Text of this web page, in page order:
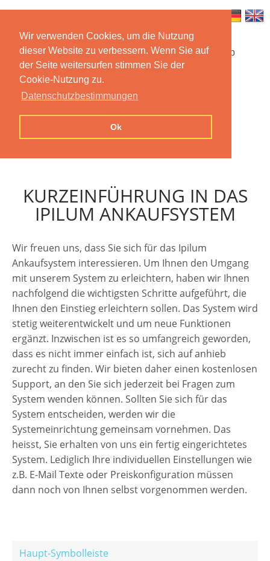
Wir verwenden Cookies, um die Nutzung
dieser Website zu verbessern. Wenn Sie auf
der Seite weitersurfen stimmen Sie der
Cookie-Nutzung zu.
Datenschutzbestimmungen
Ok
Startseite Funktionen Mobile App
Preise
Kontakt Impressum
KURZEINFÜHRUNG IN DAS
IPILUM ANKAUFSYSTEM
Wir freuen uns, dass Sie sich für das Ipilum
Ankaufsystem interessieren. Um Ihnen den Umgang
mit unserem System zu erleichtern, haben wir Ihnen
nachfolgend die wichtigsten Schritte aufgeführt, die
Ihnen den Einstieg erleichtern sollen. Das System wird
stetig weiterentwickelt und um neue Funktionen
ergänzt. Inzwischen ist es so umfangreich geworden,
dass es nicht immer einfach ist, sich auf anhieb
zurecht zu finden. Wir bieten daher einen kostenlosen
Support, an den Sie sich jederzeit bei Fragen zum
System wenden können. Sollten Sie sich für das
System entscheiden, werden wir die
Systemeinrichtung gemeinsam vornehmen. Das
heisst, Sie erhalten von uns ein fertig eingerichtetes
System. Lediglich Ihre individuellen Einstellungen wie
z.B. E-Mail Texte oder Preiskonfiguration müssen
dann noch von Ihnen selbst vorgenommen werden.
Haupt-Symbolleiste